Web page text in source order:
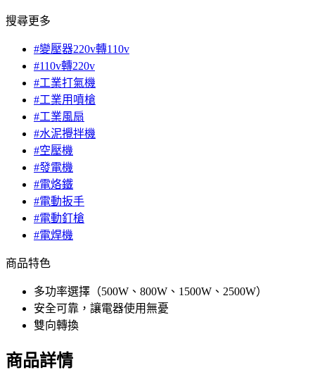
搜尋更多
#變壓器220v轉110v
#110v轉220v
#工業打氣機
#工業用噴槍
#工業風扇
#水泥攪拌機
#空壓機
#發電機
#電烙鐵
#電動扳手
#電動釘槍
#電焊機
商品特色
多功率選擇（500W、800W、1500W、2500W）
安全可靠，讓電器使用無憂
雙向轉換
商品詳情